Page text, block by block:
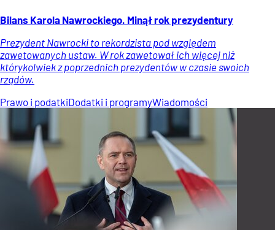
Bilans Karola Nawrockiego. Minął rok prezydentury
Prezydent Nawrocki to rekordzista pod względem
zawetowanych ustaw. W rok zawetował ich więcej niż
którykolwiek z poprzednich prezydentów w czasie swoich
rządów.
Prawo i podatkiDodatki i programyWiadomości